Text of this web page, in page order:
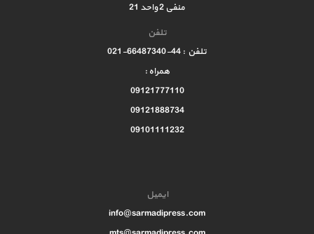
منفی 2 واحد 21
تلفن
تلفن : 44-66487340-021
همراه :
09121777110
09121888734
09101111232
ایمیل
info@sarmadipress.com